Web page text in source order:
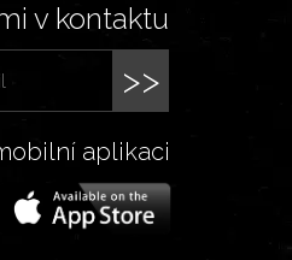
v kontaktu
>>
aplikaci